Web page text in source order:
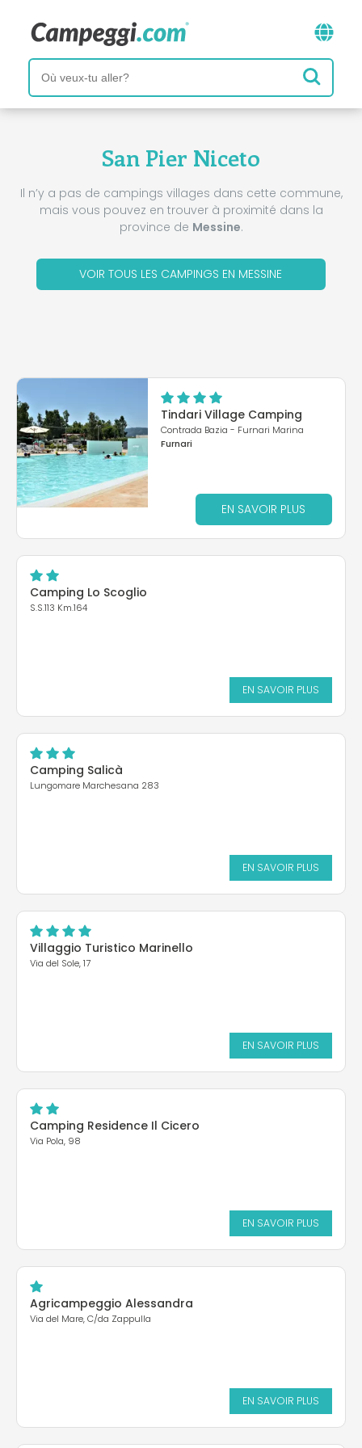
San Pier Niceto
Il n’y a pas de campings villages dans cette commune,
mais vous pouvez en trouver à proximité dans la
province de Messine.
VOIR TOUS LES CAMPINGS EN MESSINE
Tindari Village Camping
Contrada Bazia - Furnari Marina
Furnari
EN SAVOIR PLUS
Camping Lo Scoglio
S.S.113 Km.164
EN SAVOIR PLUS
Camping Salicà
Lungomare Marchesana 283
EN SAVOIR PLUS
Villaggio Turistico Marinello
Via del Sole, 17
EN SAVOIR PLUS
Camping Residence Il Cicero
Via Pola, 98
EN SAVOIR PLUS
Agricampeggio Alessandra
Via del Mare, C/da Zappulla
EN SAVOIR PLUS